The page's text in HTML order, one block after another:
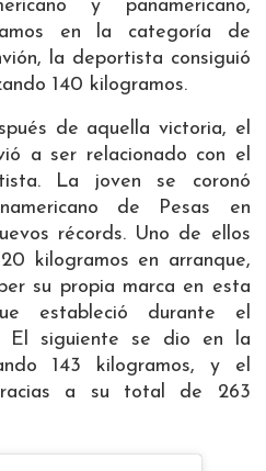
y panamericano,
en la categoría de
la deportista consiguió
140 kilogramos.
de aquella victoria, el
a ser relacionado con el
La joven se coronó
de Pesas en
récords. Uno de ellos
kilogramos en arranque,
su propia marca en esta
estableció durante el
El siguiente se dio en la
143 kilogramos, y el
a su total de 263